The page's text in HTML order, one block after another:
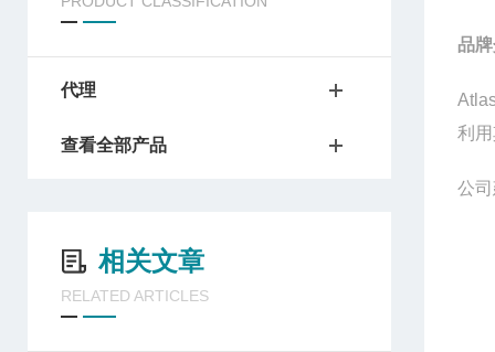
代理
查看全部产品
相关文章
RELATED ARTICLES
品
利
公